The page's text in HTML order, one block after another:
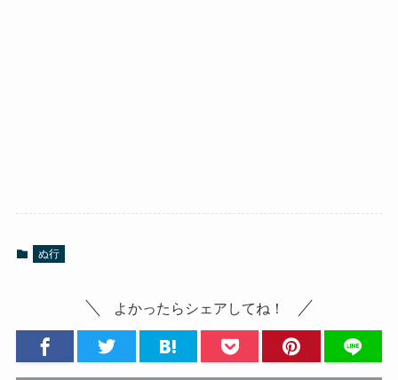
ぬ行
よかったらシェアしてね！